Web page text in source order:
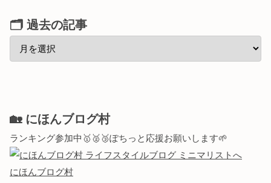
🗂 過去の記事
🏡 にほんブログ村
ランキング参加中🥇🥈🥉ぽちっと応援お願いします🌱
にほんブログ村